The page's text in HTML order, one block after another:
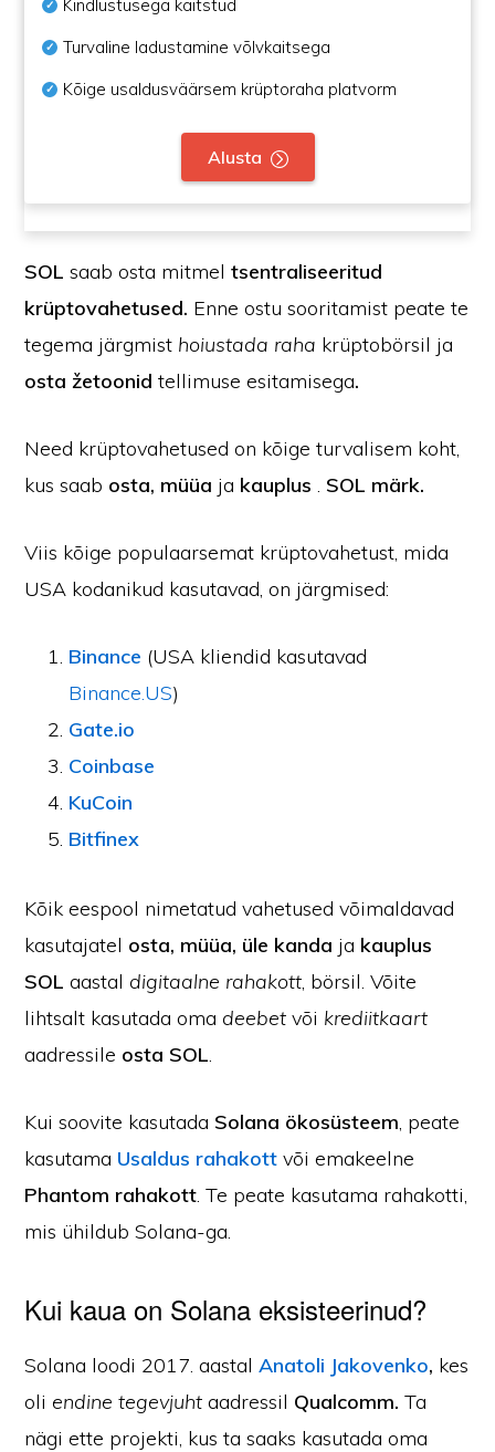
Kindlustusega kaitstud
Turvaline ladustamine võlvkaitsega
Kõige usaldusväärsem krüptoraha platvorm
Alusta
SOLsaab osta mitmeltsentraliseeritud
krüptovahetused. Enne ostu sooritamist peate te
tegema järgmist hoiustada raha krüptobörsil ja
osta žetoonid tellimuse esitamisega.
Need krüptovahetused on kõige turvalisem koht,
kus saab osta, müüa ja kauplus . SOL märk.
Viis kõige populaarsemat krüptovahetust, mida
USA kodanikud kasutavad, on järgmised:
Binance (USA kliendid kasutavad
Binance.US)
Gate.io
Coinbase
KuCoin
Bitfinex
Kõik eespool nimetatud vahetused võimaldavad
kasutajatel osta, müüa, üle kanda ja kauplus
SOLaastal digitaalne rahakott, börsil. Võite
lihtsalt kasutada oma deebet või krediitkaart
aadressile osta SOL.
Kui soovite kasutada Solana ökosüsteem, peate
kasutama Usaldus rahakott või emakeelne
Phantom rahakott. Te peate kasutama rahakotti,
mis ühildub Solana-ga.
Kui kaua on Solana eksisteerinud?
Solana loodi 2017. aastalAnatoli Jakovenko, kes
oli endine tegevjuht aadressil Qualcomm.Ta
nägi ette projekti, kus ta saaks kasutada oma